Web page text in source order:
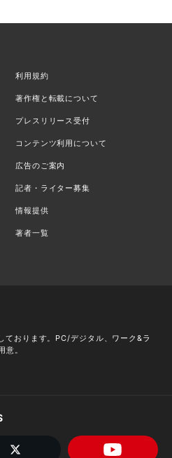
利用規約
著作権と転載について
プレスリリース受付
コンテンツ利用について
広告のご案内
記者・ライター募集
情報提供
著者一覧
ております。PC/デジタル、ワーク&ラ
意。